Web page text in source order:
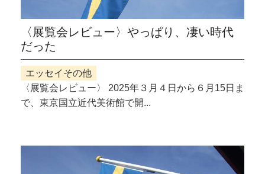
〈展覧会レビュー〉やっぱり、凄い時代
だった
エッセイその他
〈展覧会レビュー〉 2025年３月４日から６月15日ま
で、東京国立近代美術館で開...